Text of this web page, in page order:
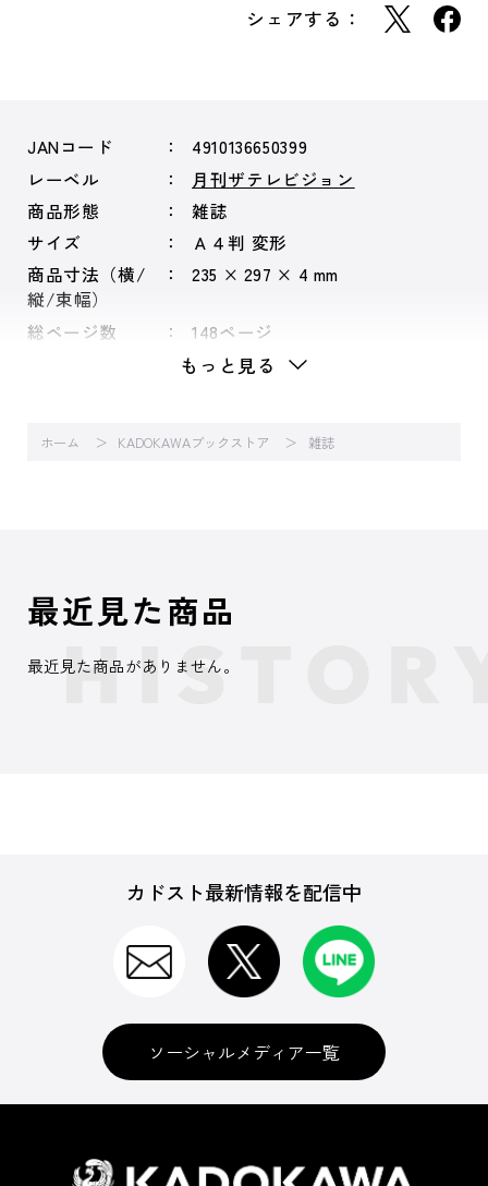
シェアする：
JANコード
4910136650399
レーベル
月刊ザテレビジョン
商品形態
雑誌
サイズ
Ａ４判 変形
商品寸法（横/
縦/束幅）
235 × 297 × 4 mm
総ページ数 148ページ
もっと見る
ホーム KADOKAWAブックストア 雑誌
最近見た商品
最近見た商品がありません。
カドスト最新情報を配信中
ソーシャルメディア一覧